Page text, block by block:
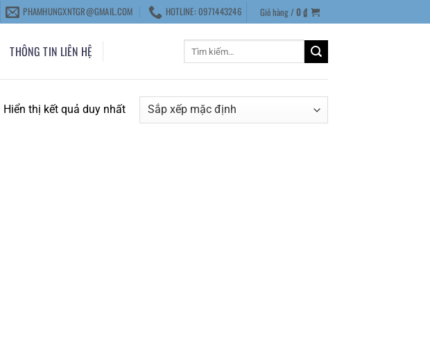
PHAMHUNGXNTGR@GMAIL.COM HOTLINE: 0971443246 Giỏ hàng /0₫
THÔNG TIN LIÊN HỆ
Hiển thị kết quả duy nhất